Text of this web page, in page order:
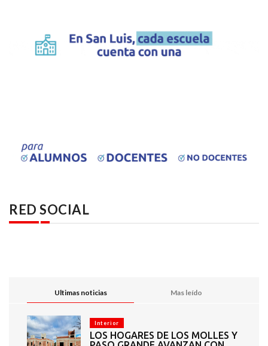
RED SOCIAL
Ultimas noticias Mas leído
Interior
LOS HOGARES DE LOS MOLLES Y